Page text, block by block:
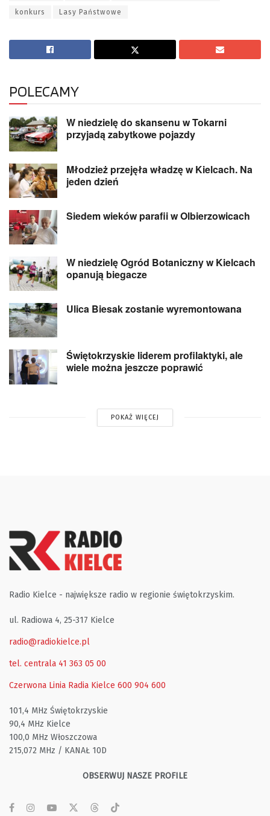
konkurs Lasy Państwowe
POLECAMY
W niedzielę do skansenu w Tokarni
przyjadą zabytkowe pojazdy
Młodzież przejęła władzę w Kielcach. Na
jeden dzień
Siedem wieków parafii w Olbierzowicach
W niedzielę Ogród Botaniczny w Kielcach
opanują biegacze
Ulica Biesak zostanie wyremontowana
Świętokrzyskie liderem profilaktyki, ale
wiele można jeszcze poprawić
POKAŻ WIĘCEJ
Radio Kielce - największe radio w regionie świętokrzyskim.
ul. Radiowa 4, 25-317 Kielce
radio@radiokielce.pl
tel. centrala 41 363 05 00
Czerwona Linia Radia Kielce 600 904 600
101,4 MHz Świętokrzyskie
90,4 MHz Kielce
100,0 MHz Włoszczowa
215,072 MHz / KANAŁ 10D
OBSERWUJ NASZE PROFILE